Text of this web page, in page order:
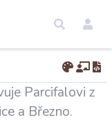
Parcifalovi z
a Březno.